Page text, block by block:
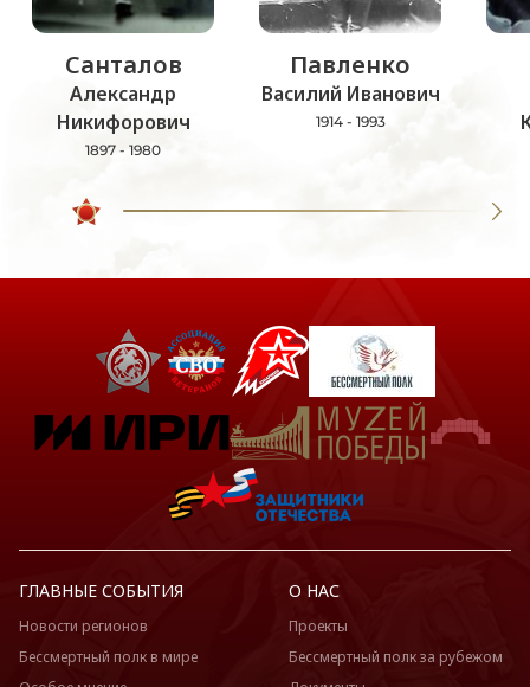
Санталов
Александр
Никифорович
1897 - 1980
Павленко
Василий Иванович
1914 - 1993
ГЛАВНЫЕ СОБЫТИЯ
Новости регионов
Бессмертный полк в мире
О НАС
Проекты
Бессмертный полк за рубежом